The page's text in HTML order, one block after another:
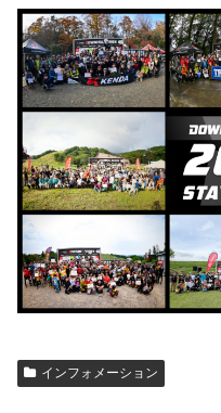
インフォメーション